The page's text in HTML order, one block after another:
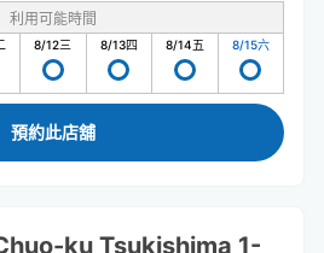
利用可能時間
8/12三 8/13四 8/14五 8/15六
預約此店舖
ku Tsukishima 1-